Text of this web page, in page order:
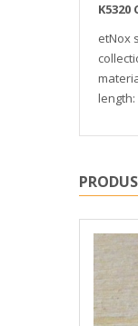
etNox